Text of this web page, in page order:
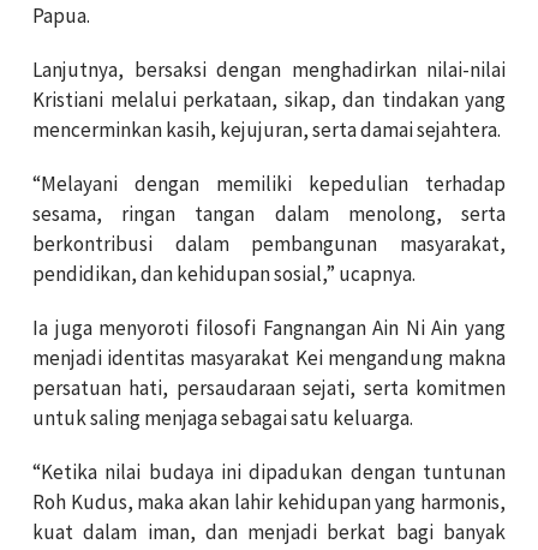
Papua.
Lanjutnya, bersaksi dengan menghadirkan nilai-nilai
Kristiani melalui perkataan, sikap, dan tindakan yang
mencerminkan kasih, kejujuran, serta damai sejahtera.
“Melayani dengan memiliki kepedulian terhadap
sesama, ringan tangan dalam menolong, serta
berkontribusi dalam pembangunan masyarakat,
pendidikan, dan kehidupan sosial,” ucapnya.
Ia juga menyoroti filosofi Fangnangan Ain Ni Ain yang
menjadi identitas masyarakat Kei mengandung makna
persatuan hati, persaudaraan sejati, serta komitmen
untuk saling menjaga sebagai satu keluarga.
“Ketika nilai budaya ini dipadukan dengan tuntunan
Roh Kudus, maka akan lahir kehidupan yang harmonis,
kuat dalam iman, dan menjadi berkat bagi banyak